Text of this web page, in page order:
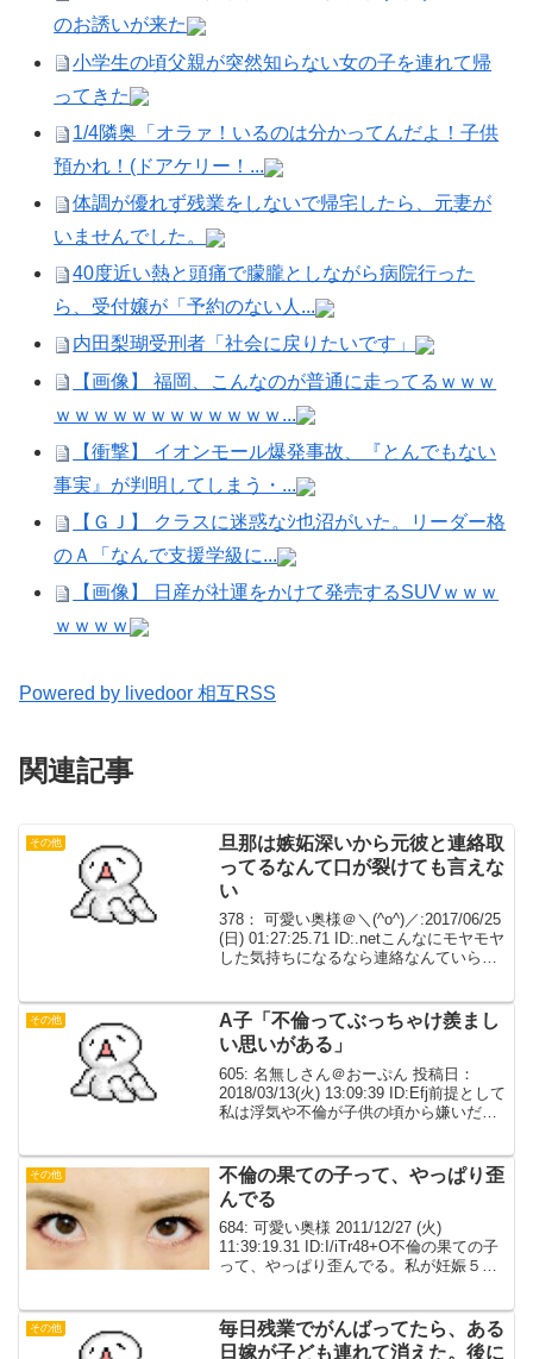
のお誘いが来た
小学生の頃父親が突然知らない女の子を連れて帰
ってきた
1/4隣奥「オラァ！いるのは分かってんだよ！子供
預かれ！(ドアケリー！...
体調が優れず残業をしないで帰宅したら、元妻が
いませんでした。
40度近い熱と頭痛で朦朧としながら病院行った
ら、受付嬢が「予約のない人...
内田梨瑚受刑者「社会に戻りたいです」
【画像】 福岡、こんなのが普通に走ってるｗｗｗ
ｗｗｗｗｗｗｗｗｗｗｗｗ...
【衝撃】 イオンモール爆発事故、『とんでもない
事実』が判明してしまう・...
【ＧＪ】 クラスに迷惑なｼ也沼がいた。リーダー格
のＡ「なんで支援学級に...
【画像】 日産が社運をかけて発売するSUVｗｗｗ
ｗｗｗｗ
Powered by livedoor 相互RSS
関連記事
その他
旦那は嫉妬深いから元彼と連絡取
ってるなんて口が裂けても言えな
い
378： 可愛い奥様＠＼(^o^)／:2017/06/25
(日) 01:27:25.71 ID:.netこんなにモヤモヤ
した気持ちになるなら連絡なんていらな
してるんだ...
その他
A子「不倫ってぶっちゃけ羨まし
い思いがある」
605: 名無しさん＠おーぷん 投稿日：
2018/03/13(火) 13:09:39 ID:Efj前提として
私は浮気や不倫が子供の頃から嫌いだっ
持ったと思う。中学で知り...
その他
不倫の果ての子って、やっぱり歪
んでる
684: 可愛い奥様 2011/12/27 (火)
11:39:19.31 ID:I/iTr48+O不倫の果ての子
って、やっぱり歪んでる。私が妊娠５ヵ
わざわざ私を指名...
その他
毎日残業でがんばってたら、ある
日嫁が子ども連れて消えた。後に